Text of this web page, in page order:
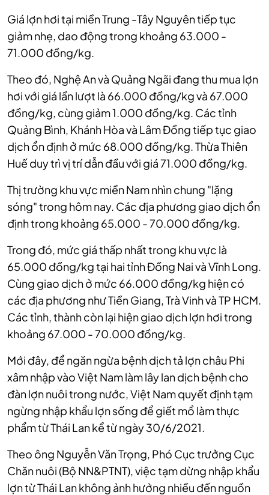
Giá lợn hơi tại miền Trung -Tây Nguyên tiếp tục
giảm nhẹ, dao động trong khoảng 63.000 -
71.000 đồng/kg.
Theo đó, Nghệ An và Quảng Ngãi đang thu mua lợn
hơi với giá lần lượt là 66.000 đồng/kg và 67.000
đồng/kg, cùng giảm 1.000 đồng/kg. Các tỉnh
Quảng Bình, Khánh Hòa và Lâm Đồng tiếp tục giao
dịch ổn định ở mức 68.000 đồng/kg. Thừa Thiên
Huế duy trì vị trí dẫn đầu với giá 71.000 đồng/kg.
Thị trường khu vực miền Nam nhìn chung "lặng
sóng" trong hôm nay. Các địa phương giao dịch ổn
định trong khoảng 65.000 - 70.000 đồng/kg.
Trong đó, mức giá thấp nhất trong khu vực là
65.000 đồng/kg tại hai tỉnh Đồng Nai và Vĩnh Long.
Cùng giao dịch ở mức 66.000 đồng/kg hiện có
các địa phương như Tiền Giang, Trà Vinh và TP HCM.
Các tỉnh, thành còn lại hiện giao dịch lợn hơi trong
khoảng 67.000 - 70.000 đồng/kg.
Mới đây, để ngăn ngừa bệnh dịch tả lợn châu Phi
xâm nhập vào Việt Nam làm lây lan dịch bệnh cho
đàn lợn nuôi trong nước, Việt Nam quyết định tạm
ngừng nhập khẩu lợn sống để giết mổ làm thực
phẩm từ Thái Lan kể từ ngày 30/6/2021.
Theo ông Nguyễn Văn Trọng, Phó Cục trưởng Cục
Chăn nuôi (Bộ NN&PTNT), việc tạm dừng nhập khẩu
lợn từ Thái Lan không ảnh hưởng nhiều đến nguồn